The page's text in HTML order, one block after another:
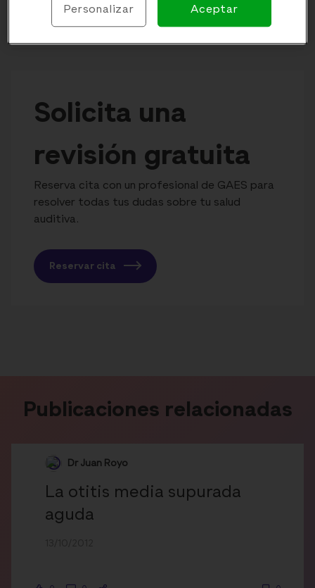
PITIDO
Solicita una
revisión gratuita
Reserva cita con un profesional de GAES para
resolver todas tus dudas sobre tu salud
auditiva.
Reservar cita
Publicaciones relacionadas
Dr Juan Royo
La otitis media supurada
aguda
Personalizar Aceptar